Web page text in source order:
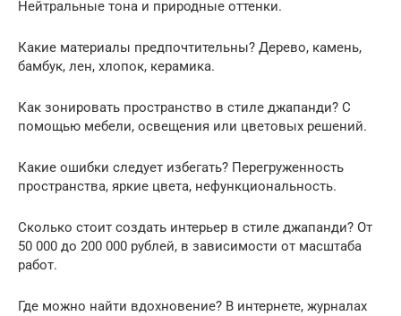
Нейтральные тона и природные оттенки.
Какие материалы предпочтительны? Дерево, камень,
бамбук, лен, хлопок, керамика.
Как зонировать пространство в стиле джапанди? С
помощью мебели, освещения или цветовых решений.
Какие ошибки следует избегать? Перегруженность
пространства, яркие цвета, нефункциональность.
Сколько стоит создать интерьер в стиле джапанди? От
50 000 до 200 000 рублей, в зависимости от масштаба
работ.
Где можно найти вдохновение? В интернете, журналах